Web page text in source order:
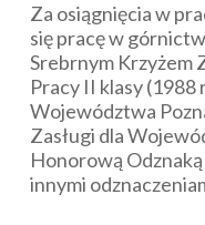
Za osiągnięcia w
się pracę w
Srebrnym Krzyżem
Pracy II klasy (1988
Województwa
Zasługi dla
Honorową
innymi